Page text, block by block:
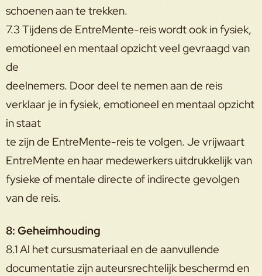
schoenen aan te trekken.
7.3 Tijdens de EntreMente-reis wordt ook in fysiek,
emotioneel en mentaal opzicht veel gevraagd van
de
deelnemers. Door deel te nemen aan de reis
verklaar je in fysiek, emotioneel en mentaal opzicht
in staat
te zijn de EntreMente-reis te volgen. Je vrijwaart
EntreMente en haar medewerkers uitdrukkelijk van
fysieke of mentale directe of indirecte gevolgen
van de reis.
8: Geheimhouding
8.1 Al het cursusmateriaal en de aanvullende
documentatie zijn auteursrechtelijk beschermd en